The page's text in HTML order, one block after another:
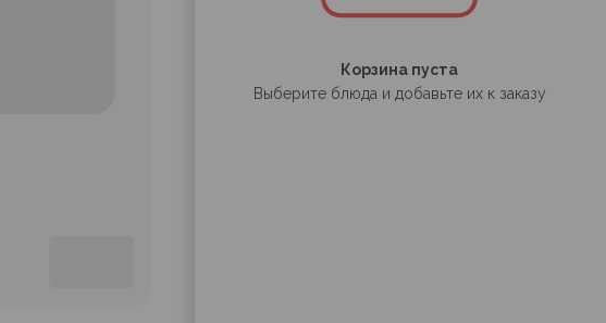
Корзина пуста
Выберите блюда и добавьте их к заказу